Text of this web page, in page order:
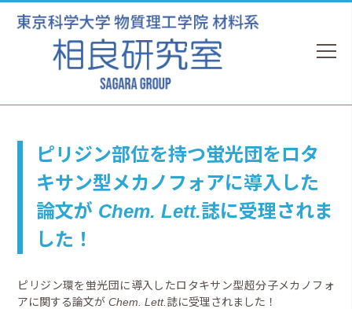
ピリジン部位を持つ蛍光団をロタ
キサン型メカノフォアに導入した
論文が Chem. Lett.誌に受理されま
した！
ピリジン環を蛍光団に導入したロタキサン型超分子メカノフォ
アに関する論文がChem. Lett. 誌に受理されました！